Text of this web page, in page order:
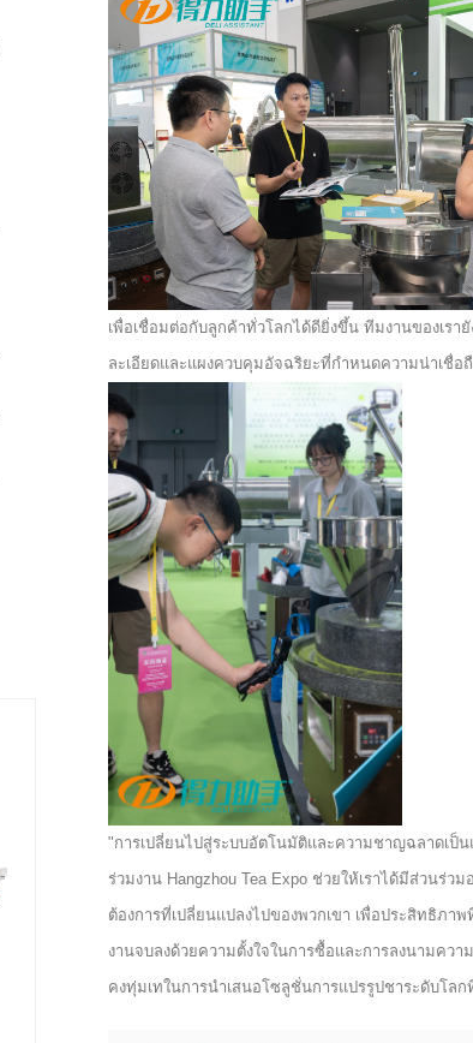
เพื่อเชื่อมต่อกับลูกค้าทั่วโลกได้ดียิ่งขึ้น ทีมงานของเร
ละเอียดและแผงควบคุมอัจฉริยะที่กำหนดความน่าเชื่อ
"การเปลี่ยนไปสู่ระบบอัตโนมัติและความชาญฉลาดเ
ร่วมงาน Hangzhou Tea Expo ช่วยให้เราได้มีส่วนร่
ต้องการที่เปลี่ยนแปลงไปของพวกเขา เพื่อประสิทธิภา
งานจบลงด้วยความตั้งใจในการซื้อและการลงนามคว
คงทุ่มเทในการนำเสนอโซลูชั่นการแปรรูปชาระดับโ